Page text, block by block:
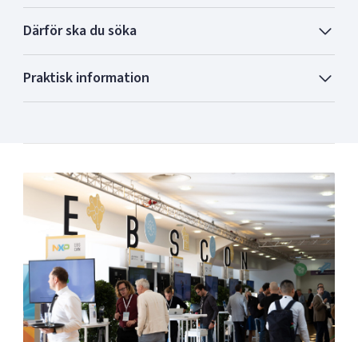
Därför ska du söka
Praktisk information